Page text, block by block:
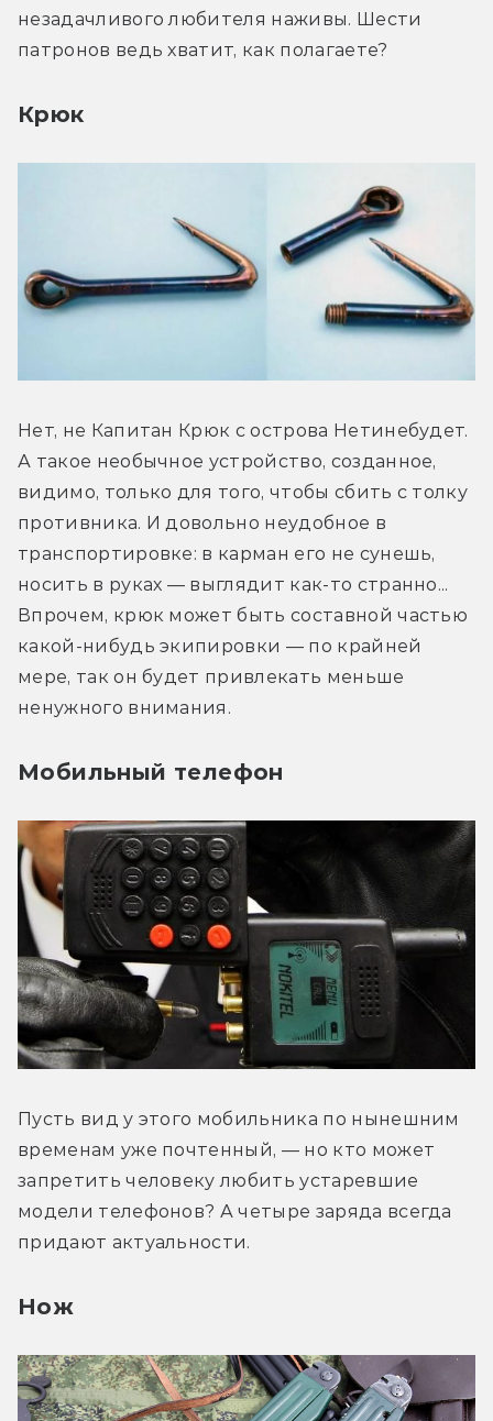
незадачливого любителя наживы. Шести
патронов ведь хватит, как полагаете?
Крюк
Нет, не Капитан Крюк с острова Нетинебудет.
А такое необычное устройство, созданное,
видимо, только для того, чтобы сбить с толку
противника. И довольно неудобное в
транспортировке: в карман его не сунешь,
носить в руках — выглядит как-то странно...
Впрочем, крюк может быть составной частью
какой-нибудь экипировки — по крайней
мере, так он будет привлекать меньше
ненужного внимания.
Мобильный телефон
Пусть вид у этого мобильника по нынешним
временам уже почтенный, — но кто может
запретить человеку любить устаревшие
модели телефонов? А четыре заряда всегда
придают актуальности.
Нож